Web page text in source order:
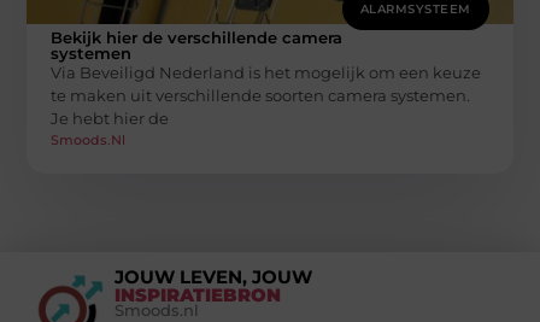
ALARMSYSTEEM
Bekijk hier de verschillende camera
systemen
Via Beveiligd Nederland is het mogelijk om een keuze
te maken uit verschillende soorten camera systemen.
Je hebt hier de
Smoods.nl
JOUW LEVEN, JOUW
INSPIRATIEBRON
Smoods.nl